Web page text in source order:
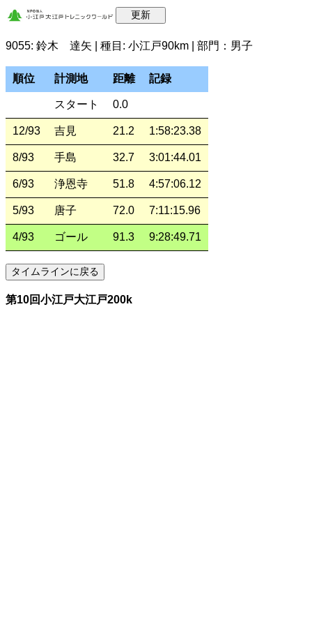
9055: 鈴木 達矢 | 種目: 小江戸90km | 部門：男子
順位 計測地 距離 記録
スタート 0.0
12/93 吉見 21.2 1:58:23.38
8/93 手島 32.7 3:01:44.01
6/93 浄恩寺 51.8 4:57:06.12
5/93 唐子 72.0 7:11:15.96
4/93 ゴール 91.3 9:28:49.71
第10回小江戸大江戸200k